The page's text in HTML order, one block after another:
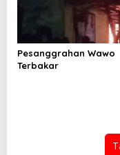
Pesanggrahan Wawo
Terbakar